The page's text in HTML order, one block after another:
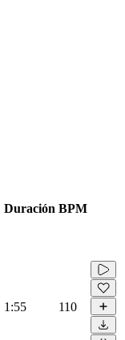
Duración BPM
1:55 110